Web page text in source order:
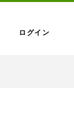
ログイン